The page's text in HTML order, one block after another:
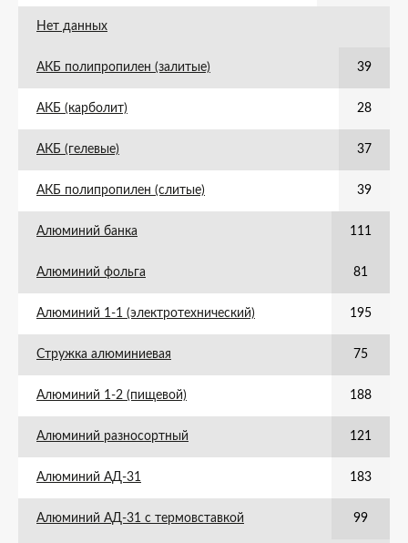
Нет данных
АКБ полипропилен (залитые) 39
АКБ (карболит) 28
АКБ (гелевые) 37
АКБ полипропилен (слитые) 39
Алюминий банка 111
Алюминий фольга 81
Алюминий 1-1 (электротехнический) 195
Стружка алюминиевая 75
Алюминий 1-2 (пищевой) 188
Алюминий разносортный 121
Алюминий АД-31 183
Алюминий АД-31 с термовставкой 99